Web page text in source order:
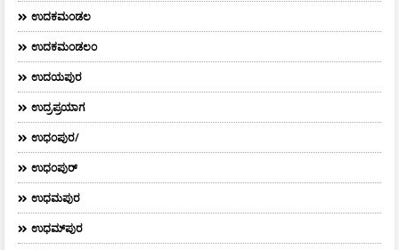
ಉದಕಮಂಡಲ
ಉದಕಮಂಡಲಂ
ಉದಯಪುರ
ಉದ್ರಪ್ರಯಾಗ
ಉಧಂಪುರ/
ಉಧಂಪುರ್
ಉಧಮಪುರ
ಉಧಮ್‌ಪುರ